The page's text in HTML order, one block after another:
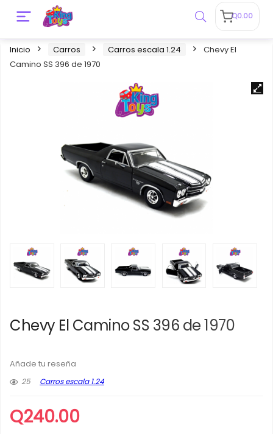
Q0.00
Inicio Carros Carros escala 1.24
Chevy El
Camino SS 396 de 1970
Chevy El Camino SS 396 de 1970
Añade tu reseña
25
Carros escala 1.24
Q240.00